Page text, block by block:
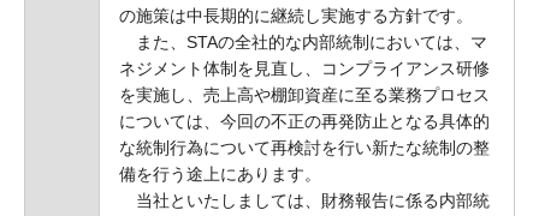
の施策は中長期的に継続し実施する方針です。
また、STAの全社的な内部統制においては、マ
ネジメント体制を見直し、コンプライアンス研修
を実施し、売上高や棚卸資産に至る業務プロセス
については、今回の不正の再発防止となる具体的
な統制行為について再検討を行い新たな統制の整
備を行う途上にあります。
当社といたしましては、財務報告に係る内部統